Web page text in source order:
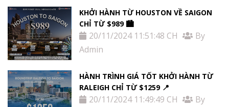
KHỞI HÀNH TỪ HOUSTON VỀ SAIGON
CHỈ TỪ $989 🏙
20/11/2024 11:51:48 CH
By
Admin
HÀNH TRÌNH GIÁ TỐT KHỞI HÀNH TỪ
RALEIGH CHỈ TỪ $1259 📍
20/11/2024 11:49:49 CH
By